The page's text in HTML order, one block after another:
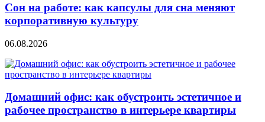
Сон на работе: как капсулы для сна меняют
корпоративную культуру
06.08.2026
Домашний офис: как обустроить эстетичное и
рабочее пространство в интерьере квартиры